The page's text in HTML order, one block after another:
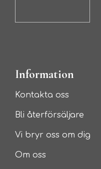
Information
Kontakta oss
Bli återförsäljare
Vi bryr oss om dig
Om oss